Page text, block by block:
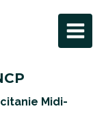
Midi-